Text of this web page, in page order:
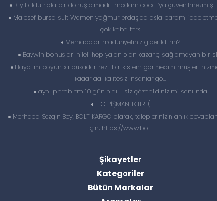
3 yıl oldu hala bir dönüş olmadı… madam coco ‘ya güvenilmezmiş
Malesef bursa suit Women yağmur erdaş da asla paramı iade
çok kaba ters
Merhabalar maduriyetiniz giderildi mi?
Baywin bonuslari hileli hep yalan olan kazanç sağlamayan bir
Hayatım boyunca bukadar rezil bir sistem görmedim müşteri
kadar adi kalitesiz insanlar gö...
aynı pproblem 10 gün oldu , siz çözebildiniz mi sonunda
FLO PİŞMANLIKTIR :(
Merhaba Sezgin Bey, BOLT KARGO olarak, taleplerinizin anlık
için; https://www.bol...
Şikayetler
Kategoriler
Bütün Markalar